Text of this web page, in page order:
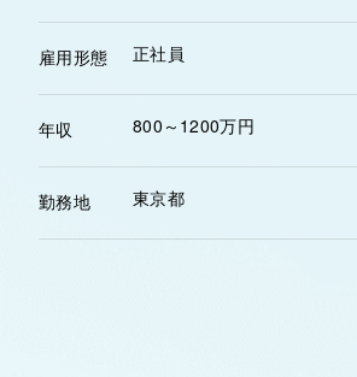
雇用形態 正社員
年収 800～1200万円
勤務地 東京都